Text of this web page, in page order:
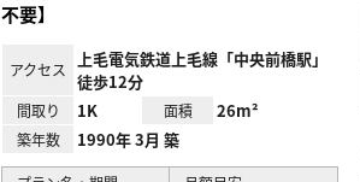
不要】
アクセス
上毛電気鉄道上毛線「中央前橋駅」
徒歩12分
間取り 1K 面積 26m²
築年数 1990年 3月 築